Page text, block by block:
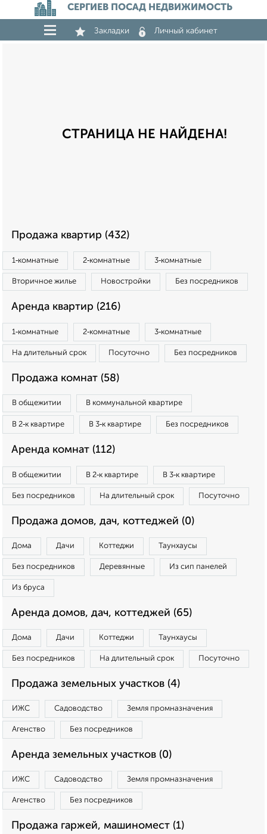
СЕРГИЕВ ПОСАД НЕДВИЖИМОСТЬ
Закладки Личный кабинет
СТРАНИЦА НЕ НАЙДЕНА!
Продажа квартир (432)
1‑комнатные 2‑комнатные 3‑комнатные
Вторичное жилье Новостройки Без посредников
Аренда квартир (216)
1‑комнатные 2‑комнатные 3‑комнатные
На длительный срок Посуточно Без посредников
Продажа комнат (58)
В общежитии В коммунальной квартире
В 2‑к квартире В 3‑к квартире Без посредников
Аренда комнат (112)
В общежитии В 2‑к квартире В 3‑к квартире
Без посредников На длительный срок Посуточно
Продажа домов, дач, коттеджей (0)
Дома Дачи Коттеджи Таунхаусы
Без посредников Деревянные Из сип панелей
Из бруса
Аренда домов, дач, коттеджей (65)
Дома Дачи Коттеджи Таунхаусы
Без посредников На длительный срок Посуточно
Продажа земельных участков (4)
ИЖС Садоводство Земля промназначения
Агенство Без посредников
Аренда земельных участков (0)
ИЖС Садоводство Земля промназначения
Агенство Без посредников
Продажа гаржей, машиномест (1)